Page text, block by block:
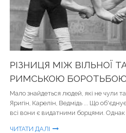
РІЗНИЦЯ МІЖ ВІЛЬНОЇ
РИМСЬКОЮ
Мало знайдеться людей, які не чули
Яригін, Карелін, Ведмідь ... Що
всі вони є видатними борцями. Однак
ЧИТАТИ ДАЛІ